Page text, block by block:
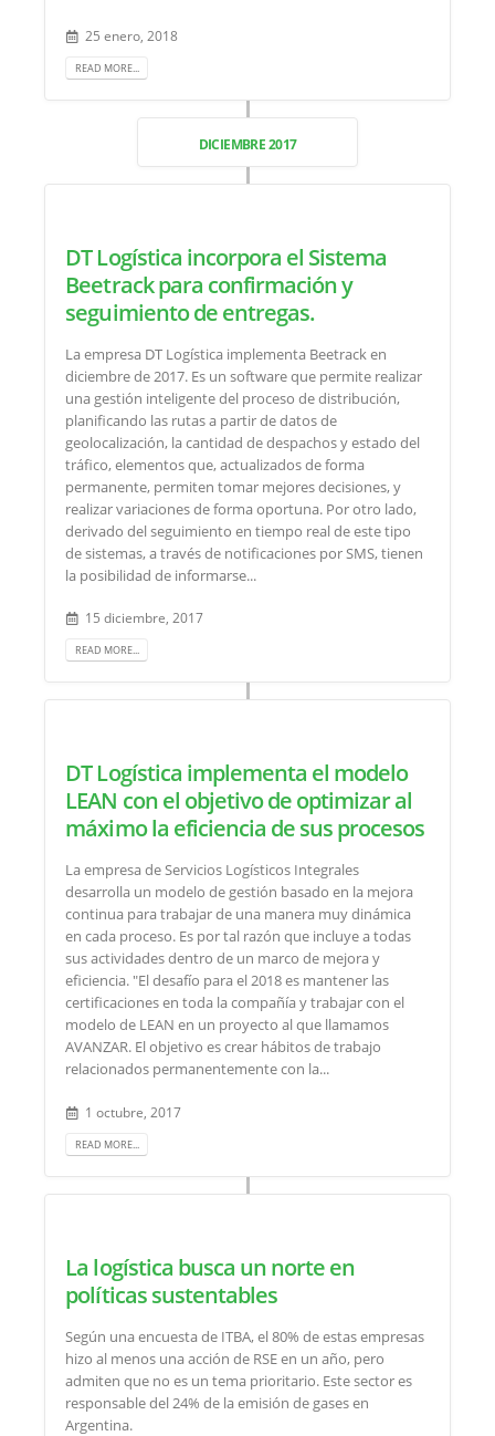
25 enero, 2018
READ MORE...
DICIEMBRE 2017
DT Logística incorpora el Sistema
Beetrack para confirmación y
seguimiento de entregas.
La empresa DT Logística implementa Beetrack en
diciembre de 2017. Es un software que permite realizar
una gestión inteligente del proceso de distribución,
planificando las rutas a partir de datos de
geolocalización, la cantidad de despachos y estado del
tráfico, elementos que, actualizados de forma
permanente, permiten tomar mejores decisiones, y
realizar variaciones de forma oportuna. Por otro lado,
derivado del seguimiento en tiempo real de este tipo
de sistemas, a través de notificaciones por SMS, tienen
la posibilidad de informarse...
15 diciembre, 2017
READ MORE...
DT Logística implementa el modelo
LEAN con el objetivo de optimizar al
máximo la eficiencia de sus procesos
La empresa de Servicios Logísticos Integrales
desarrolla un modelo de gestión basado en la mejora
continua para trabajar de una manera muy dinámica
en cada proceso. Es por tal razón que incluye a todas
sus actividades dentro de un marco de mejora y
eficiencia. "El desafío para el 2018 es mantener las
certificaciones en toda la compañía y trabajar con el
modelo de LEAN en un proyecto al que llamamos
AVANZAR. El objetivo es crear hábitos de trabajo
relacionados permanentemente con la...
1 octubre, 2017
READ MORE...
La logística busca un norte en
políticas sustentables
Según una encuesta de ITBA, el 80% de estas empresas
hizo al menos una acción de RSE en un año, pero
admiten que no es un tema prioritario. Este sector es
responsable del 24% de la emisión de gases en
Argentina.